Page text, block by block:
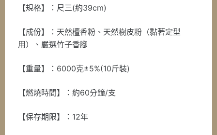
【規格】：尺三(約39cm)
【成份】：天然檀香粉、天然樹皮粉（黏著定型
用）、嚴選竹子香腳
【重量】：6000克±5%(10斤裝)
【燃燒時間】：約60分鐘/支
【保存期限】：12年